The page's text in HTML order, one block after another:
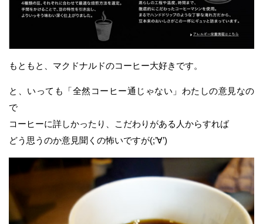
もともと、マクドナルドのコーヒー大好きです。
と、いっても「全然コーヒー通じゃない」わたしの意見なの
で
コーヒーに詳しかったり、こだわりがある人からすれば
どう思うのか意見聞くの怖いですが(;’∀’)